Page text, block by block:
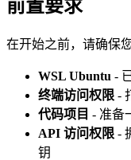
前置要求
在开始之前，请确保
WSL Ubuntu -
终端访问权限 -
代码项目 - 准备
API 访问权限 -
钥